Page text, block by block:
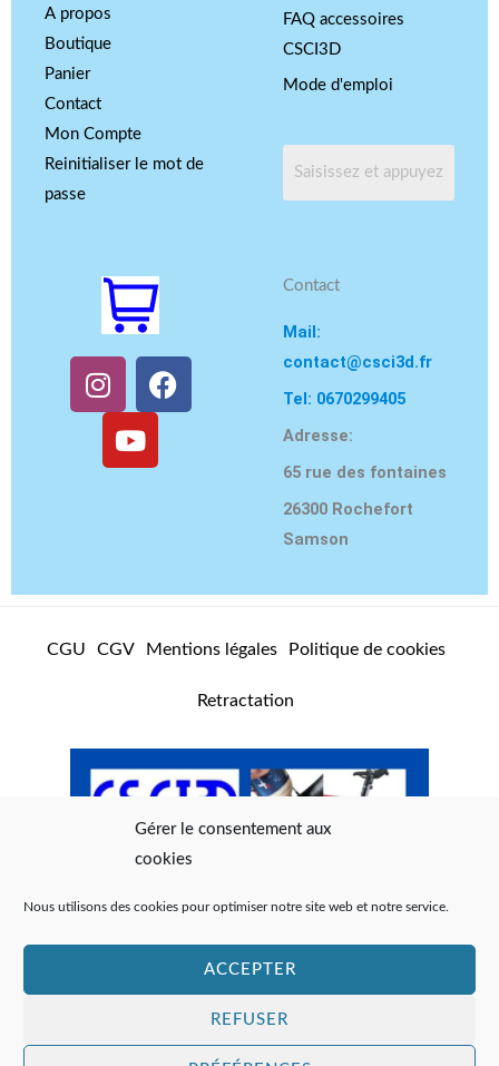
Gérer le consentement aux
cookies
Nous utilisons des cookies pour optimiser notre site web et notre service.
ACCEPTER
REFUSER
A propos
Boutique
Panier
Contact
Mon Compte
Reinitialiser le mot de
passe
FAQ accessoires
CSCI3D
Mode d'emploi
I
n
s
m
F
a
Y
u
t
Contact
Mail:
contact@csci3d.fr
Tel: 0670299405
Adresse:
65 rue des fontaines
26300 Rochefort
Samson
CGU CGV Mentions légales Politique de cookies
Retractation